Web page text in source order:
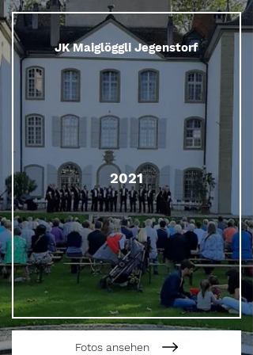
JK Maiglöggli Jegenstorf
2021
Fotos ansehen